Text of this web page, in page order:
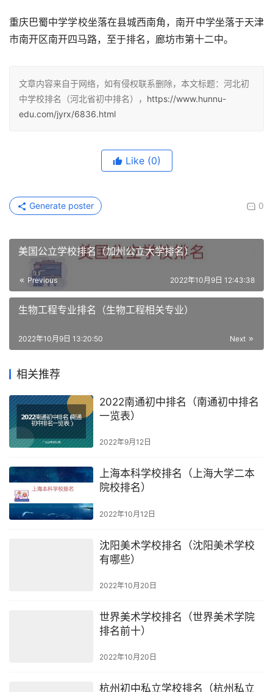
重庆巴蜀中学学校坐落在县城西南角，南开中学坐落于天津
市南开区南开四马路，至于排名，廊坊市第十二中。
文章内容来自于网络，如有侵权联系删除，本文标题：河北初
中学校排名（河北省初中排名）， https://www.hunnu-
edu.com/jyrx/6836.html
Like (0)
0
Generate poster
美国公立学校排名（加州公立大学排名）
Previous 2022年10月9日 12:43:38
生物工程专业排名（生物工程相关专业）
Next
2022年10月9日 13:20:50
相关推荐
2022南通初中排名（南通初中排名
一览表）
2022年9月12日
上海本科学校排名（上海大学二本
院校排名）
2022年10月12日
沈阳美术学校排名（沈阳美术学校
有哪些）
2022年10月20日
世界美术学校排名（世界美术学院
排名前十）
2022年10月20日
杭州初中私立学校排名（杭州私立